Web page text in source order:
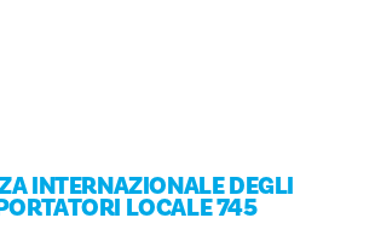
INTERNAZIONALE DEGLI
LOCALE 745